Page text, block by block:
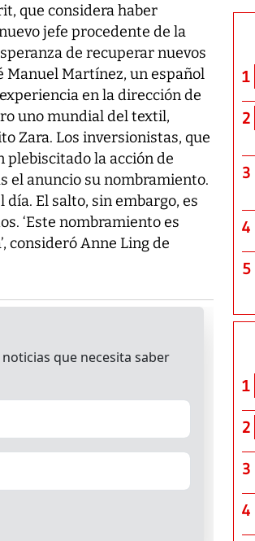
que considera haber
jefe procedente de la
de recuperar nuevos
Manuel Martínez, un español
en la dirección de
uno mundial del textil,
Zara. Los inversionistas, que
plebiscitado la acción de
el anuncio su nombramiento.
día. El salto, sin embargo, es
‘Este nombramiento es
consideró Anne Ling de
1
2
3
4
5
1
2
3
4